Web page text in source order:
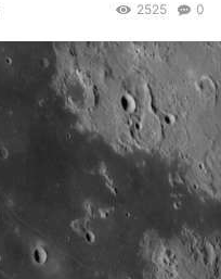
0
2525